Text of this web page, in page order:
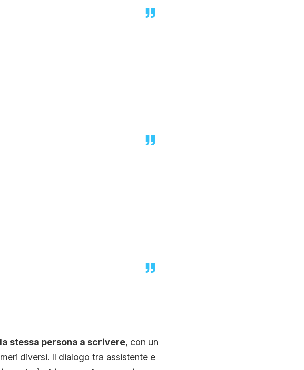
stessa persona a scrivere, con un
diversi. Il dialogo tra assistente e